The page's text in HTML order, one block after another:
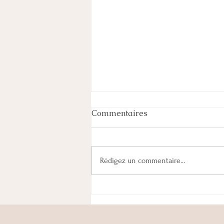
vacances d'été
Commentaires
Rédigez un commentaire...